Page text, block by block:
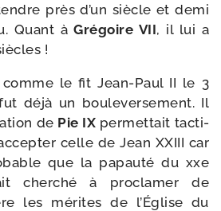
près d’un siècle et demi
Quant àGrégoire VII, il lui a
!
le fit Jean-​Paul II le 3
déjà un bou­le­ver­se­ment. Il
de Pie IX per­met­tait tac­ti­
celle de Jean XXIII car
que la papau­té du xxe
cher­ché à pro­cla­mer de
les mérites de l’Église du